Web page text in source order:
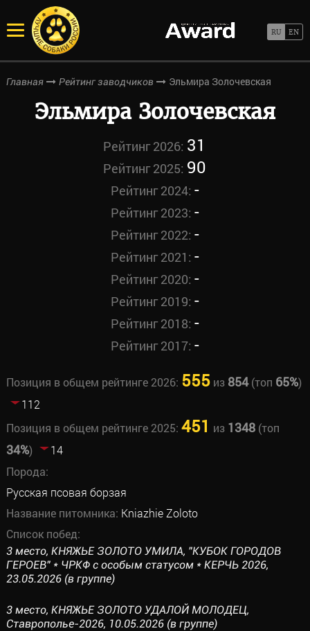
Главная Рейтинг заводчиков Эльмира Золочевская
Эльмира Золочевская
Рейтинг 2026: 31
Рейтинг 2025: 90
Рейтинг 2024: -
Рейтинг 2023: -
Рейтинг 2022: -
Рейтинг 2021: -
Рейтинг 2020: -
Рейтинг 2019: -
Рейтинг 2018: -
Рейтинг 2017: -
Позиция в общем рейтинге 2026: 555из 854(топ 65%)
112
Позиция в общем рейтинге 2025: 451 из 1348(топ
34%)
14
Порода:
Русская псовая борзая
Название питомника: Kniazhie Zoloto
Список побед:
3 место, КНЯЖЬЕ ЗОЛОТО УМИЛА, "КУБОК ГОРОДОВ
ГЕРОЕВ" * ЧРКФ с особым статусом * КЕРЧЬ 2026,
23.05.2026 (в группе)
3 место, КНЯЖЬЕ ЗОЛОТО УДАЛОЙ МОЛОДЕЦ,
Ставрополье-2026, 10.05.2026 (в группе)